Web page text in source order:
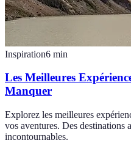
Inspiration6 min
Les Meilleures
Manquer
Explorez les meilleures
vos aventures. Des destinations
incontournables.